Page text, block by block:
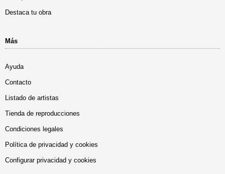
Destaca tu obra
Más
Ayuda
Contacto
Listado de artistas
Tienda de reproducciones
Condiciones legales
Política de privacidad y cookies
Configurar privacidad y cookies